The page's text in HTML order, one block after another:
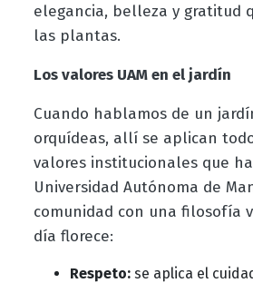
elegancia, belleza y gratitud
las plantas.
Los valores UAM en el jardín
Cuando hablamos de un
orquídeas, allí se aplican
valores institucionales que
Universidad Autónoma de
comunidad con una filosofía
día florece:
Respeto:se aplica el